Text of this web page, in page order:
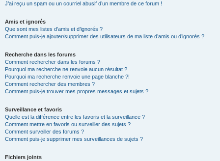
J’ai reçu un spam ou un courriel abusif d’un membre de ce forum !
Amis et ignorés
Que sont mes listes d’amis et d’ignorés ?
Comment puis-je ajouter/supprimer des utilisateurs de ma liste d’amis ou d’ignorés ?
Recherche dans les forums
Comment rechercher dans les forums ?
Pourquoi ma recherche ne renvoie aucun résultat ?
Pourquoi ma recherche renvoie une page blanche ?!
Comment rechercher des membres ?
Comment puis-je trouver mes propres messages et sujets ?
Surveillance et favoris
Quelle est la différence entre les favoris et la surveillance ?
Comment mettre en favoris ou surveiller des sujets ?
Comment surveiller des forums ?
Comment puis-je supprimer mes surveillances de sujets ?
Fichiers joints